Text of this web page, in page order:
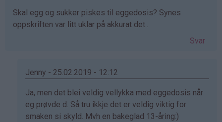
Skal egg og sukker piskes til eggedosis? Synes
oppskriften var litt uklar på akkurat det..
Svar
Jenny - 25.02.2019 - 12:12
Som
svar
på
Ja, men det blei veldig vellykka med eggedosis når
eg prøvde d. Så tru ikkje det er veldig viktig for
smaken si skyld. Mvh en bakeglad 13-åring:)